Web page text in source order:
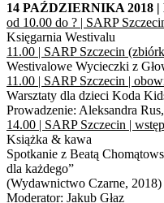
14 PAŹDZIERNIKA 2018
od 10.00 do ? | SARP
Księgarnia Westivalu
11.00 | SARP Szczecin
Westivalowe Wycieczki z
11.00 | SARP Szczecin |
Warsztaty dla dzieci Koda
Prowadzenie: Aleksandra
14.00 | SARP Szczecin |
Książka & kawa
Spotkanie z Beatą
dla każdego”
(Wydawnictwo Czarne, 2018)
Moderator: Jakub Głaz